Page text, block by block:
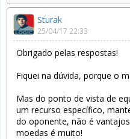
Sturak
25/04/17 22:33
Obrigado pelas respostas!
Fiquei na dúvida, porque o
Mas do ponto de vista de
um recurso específico,
do oponente, não é
moedas é muito!